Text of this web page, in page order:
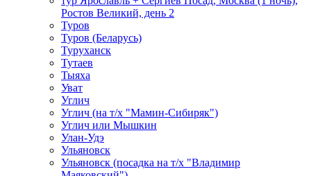
Ростов Великий, день 2
Туров
Туров (Беларусь)
Туруханск
Тутаев
Тыяха
Уват
Углич
Углич (на т/х "Мамин-Сибиряк")
Углич или Мышкин
Улан-Удэ
Ульяновск
Ульяновск (посадка на т/х "Владимир